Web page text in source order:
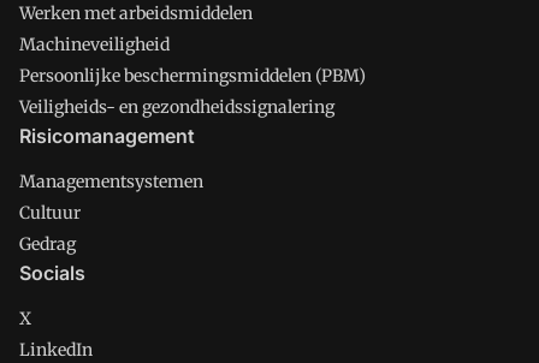
Werken met arbeidsmiddelen
Machineveiligheid
Persoonlijke beschermingsmiddelen (PBM)
Veiligheids- en gezondheidssignalering
Risicomanagement
Managementsystemen
Cultuur
Gedrag
Socials
X
LinkedIn